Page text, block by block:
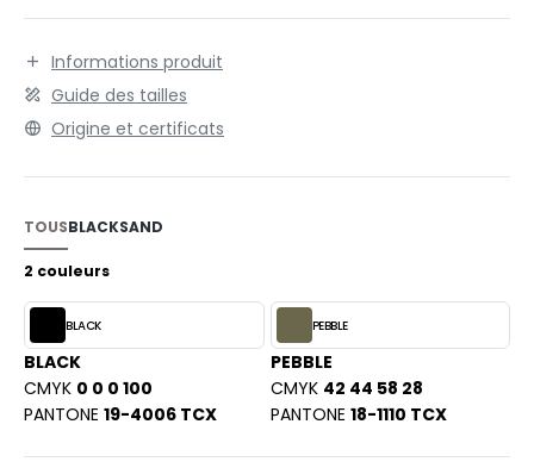
SHOPPING
VETEMENTS
SHIRT
- BLANKS
COOL
HOODS
Informations produit
Guide des tailles
Origine et certificats
TOUSBLACKSAND
2 couleurs
BLACK
BLACK
CMYK 0 0 0 100
PANTONE 19-4006 TCX
PEBBLE
PEBBLE
CMYK 42 44 58 28
PANTONE 18-1110 TCX